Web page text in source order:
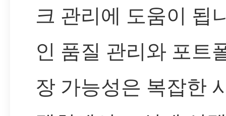
크 관리에 도움이 됩
인 품질 관리와 포트
장 가능성은 복잡한